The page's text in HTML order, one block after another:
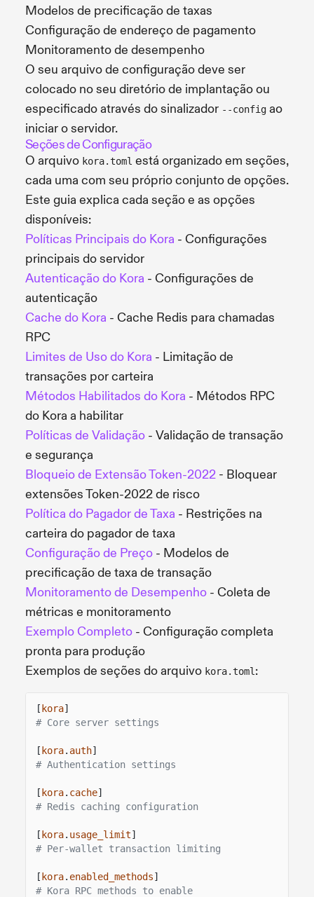
Modelos de precificação de taxas
Configuração de endereço de pagamento
Monitoramento de desempenho
O seu arquivo de configuração deve ser
colocado no seu diretório de implantação ou
especificado através do sinalizador --config ao
iniciar o servidor.
Seções de Configuração
O arquivo kora.toml está organizado em seções,
cada uma com seu próprio conjunto de opções.
Este guia explica cada seção e as opções
disponíveis:
Políticas Principais do Kora - Configurações
principais do servidor
Autenticação do Kora - Configurações de
autenticação
Cache do Kora - Cache Redis para chamadas
RPC
Limites de Uso do Kora - Limitação de
transações por carteira
Métodos Habilitados do Kora - Métodos RPC
do Kora a habilitar
Políticas de Validação - Validação de transação
e segurança
Bloqueio de Extensão Token-2022 - Bloquear
extensões Token-2022 de risco
Política do Pagador de Taxa - Restrições na
carteira do pagador de taxa
Configuração de Preço - Modelos de
precificação de taxa de transação
Monitoramento de Desempenho - Coleta de
métricas e monitoramento
Exemplo Completo - Configuração completa
pronta para produção
Exemplos de seções do arquivo kora.toml :
[ kora]
# Core server settings
[ kora. auth]
# Authentication settings
[ kora. cache]
# Redis caching configuration
[ kora. usage_limit]
# Per-wallet transaction limiting
[ kora. enabled_methods]
# Kora RPC methods to enable